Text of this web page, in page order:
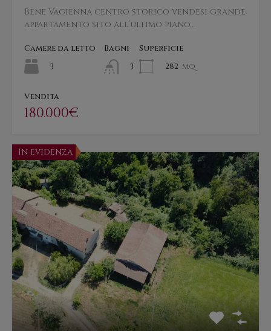
Bene Vagienna centro storico vendesi grande
appartamento sito all’ultimo piano…
Camere da letto
3
Bagni
3
Superficie
282 mq
Vendita
180.000€
In evidenza